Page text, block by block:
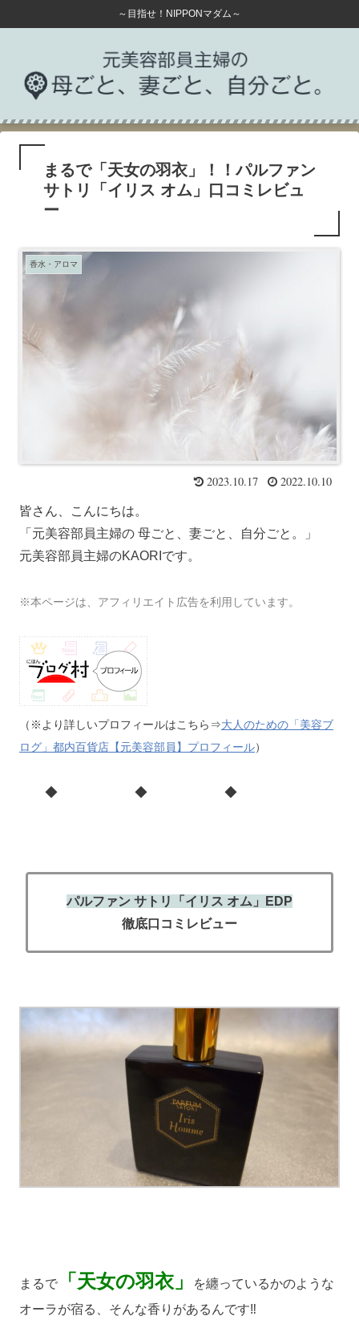
～目指せ！NIPPONマダム～
まるで「天女の羽衣」！！パルファン
サトリ「イリス オム」口コミレビュ
ー
香水・アロマ
2023.10.17 2022.10.10
皆さん、こんにちは。
「元美容部員主婦の 母ごと、妻ごと、自分ごと。」
元美容部員主婦のKAORIです。
※本ページは、アフィリエイト広告を利用しています。
（※より詳しいプロフィールはこちら⇒大人のための「美容ブ
ログ」都内百貨店【元美容部員】プロフィール）
◆ ◆ ◆
パルファン サトリ
「イリス オム」EDP
徹底口コミレビュー
まるで 「天女の羽衣」
を纏っているかのような
オーラが宿る、そんな香りがあるんです‼